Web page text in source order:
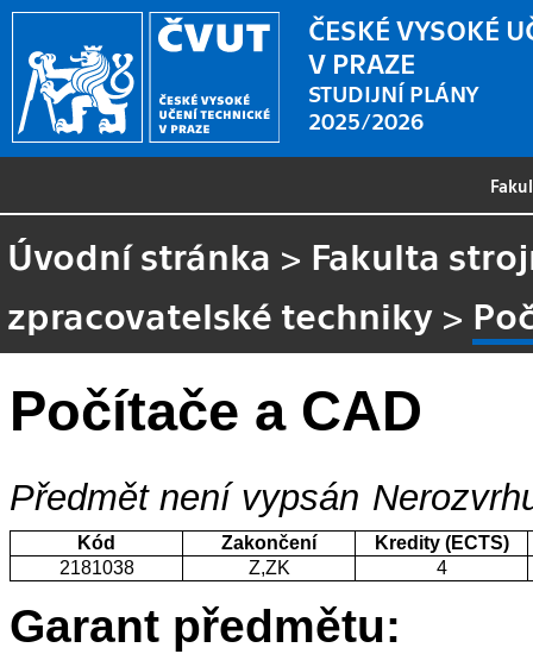
ČESKÉ VYSOKÉ
V PRAZE
STUDIJNÍ PLÁNY
2025/2026
Úvodní stránka > Fakulta
zpracovatelské techniky >
Počítače a CAD
Předmět není vypsán
Kód Zakončení
Kredity (ECTS)
2181038
Z,ZK 4
Garant předmětu: